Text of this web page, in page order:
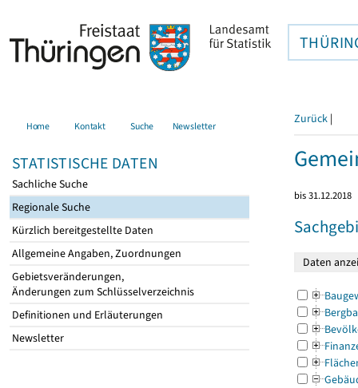
Home Kontakt Suche Newsletter
STATISTISCHE DATEN
Sachliche Suche
Regionale Suche
Kürzlich bereitgestellte Daten
Allgemeine Angaben, Zuordnungen
Gebietsveränderungen,
Änderungen zum Schlüsselverzeichnis
Definitionen und Erläuterungen
Newsletter
Zurück |
bis 31.12.2018